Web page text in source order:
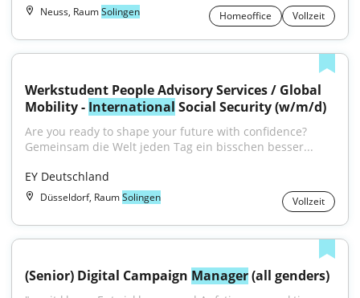
Neuss, RaumSolingen Homeoffice Vollzeit
Werkstudent People Advisory Services / Global
Mobility - International Social Security (w/m/d)
Are you ready to shape your future with confidence?
Gemeinsam die Welt jeden Tag ein bisschen besser...
EY Deutschland
Düsseldorf, RaumSolingen Vollzeit
(Senior) Digital Campaign Manager (all genders)